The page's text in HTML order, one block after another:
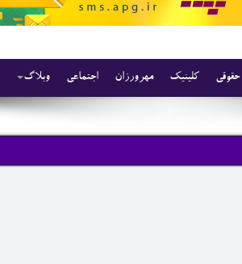
وبلاگ اجتماعی مهرورزان کلینیک حقوقی